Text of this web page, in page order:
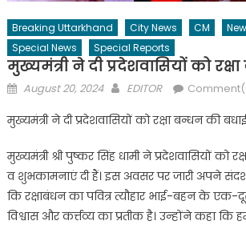
Breaking Uttarkhand City News CM
Special News
Special Reports
मुख्यमंत्री ने दी प्रदेशवासियों को
Posted
August 20, 2024 Author
EDITOR
मुख्यमंत्री ने दी प्रदेशवासियों को रक्षा बन्धन की
मुख्यमंत्री श्री पुष्कर सिंह धामी ने प्रदेशवासियों को
व शुभकामनाएं दी हैं। इस अवसर पर जारी अपने
कि रक्षाबंधन का पवित्र त्यौहार भाई-बहन के एक-
विश्वास और कर्त्तव्य का प्रतीक है। उन्होंने कहा कि